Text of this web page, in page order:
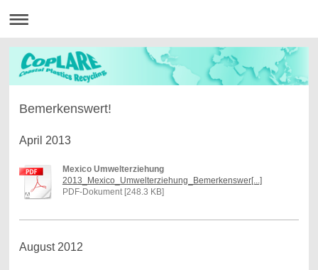
Bemerkenswert!
April 2013
Mexico Umwelterziehung
2013_Mexico_Umwelterziehung_Bemerkenswer[...]
PDF-Dokument [248.3 KB]
August 2012